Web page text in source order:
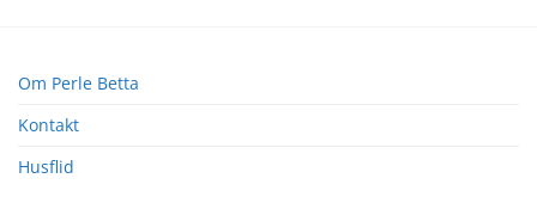
Om Perle Betta
Kontakt
Husflid